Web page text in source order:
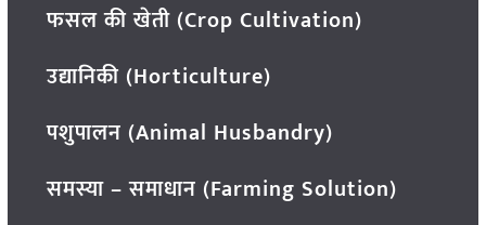
फसल की खेती (Crop Cultivation)
उद्यानिकी (Horticulture)
पशुपालन (Animal Husbandry)
समस्या – समाधान (Farming Solution)